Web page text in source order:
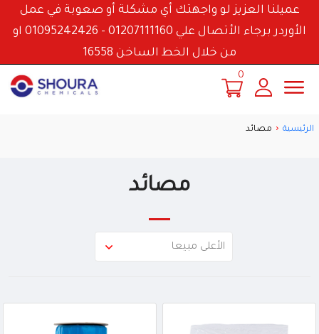
عميلنا العزيز لو واجهتك أي مشكلة أو صعوبة في عمل
الأوردر برجاء الأتصال علي 01207111160 - 01095242426 او
من خلال الخط الساخن 16558
0
الرئيسية مصائد
مصائد